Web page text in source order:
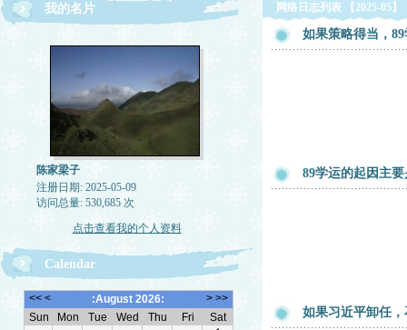
我的名片
陈家梁子
注册日期: 2025-05-09
访问总量: 530,685 次
点击查看我的个人资料
Calendar
网络日志列表 【2025-05】
如果策略得当，
89学运的起因主
如果习近平卸任